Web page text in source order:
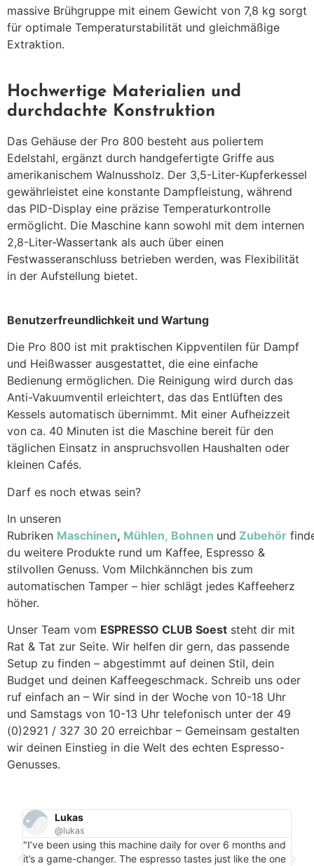
massive Brühgruppe mit einem Gewicht von 7,8 kg sorgt
für optimale Temperaturstabilität und gleichmäßige
Extraktion.
Hochwertige Materialien und
durchdachte Konstruktion
Das Gehäuse der Pro 800 besteht aus poliertem
Edelstahl, ergänzt durch handgefertigte Griffe aus
amerikanischem Walnussholz. Der 3,5-Liter-Kupferkessel
gewährleistet eine konstante Dampfleistung, während
das PID-Display eine präzise Temperaturkontrolle
ermöglicht. Die Maschine kann sowohl mit dem internen
2,8-Liter-Wassertank als auch über einen
Festwasseranschluss betrieben werden, was Flexibilität
in der Aufstellung bietet.
Benutzerfreundlichkeit und Wartung
Die Pro 800 ist mit praktischen Kippventilen für Dampf
und Heißwasser ausgestattet, die eine einfache
Bedienung ermöglichen. Die Reinigung wird durch das
Anti-Vakuumventil erleichtert, das das Entlüften des
Kessels automatisch übernimmt. Mit einer Aufheizzeit
von ca. 40 Minuten ist die Maschine bereit für den
täglichen Einsatz in anspruchsvollen Haushalten oder
kleinen Cafés.
Darf es noch etwas sein?
In unseren
Rubriken Maschinen, Mühlen, Bohnen und Zubehör
du weitere Produkte rund um Kaffee, Espresso &
stilvollen Genuss. Vom Milchkännchen bis zum
automatischen Tamper – hier schlägt jedes Kaffeeherz
höher.
Unser Team vom ESPRESSO CLUB Soest steht dir mit
Rat & Tat zur Seite. Wir helfen dir gern, das passende
Setup zu finden – abgestimmt auf deinen Stil, dein
Budget und deinen Kaffeegeschmack. Schreib uns oder
ruf einfach an – Wir sind in der Woche von 10-18 Uhr
und Samstags von 10-13 Uhr telefonisch unter der 49
(0)2921 / 327 30 20 erreichbar – Gemeinsam gestalten
wir deinen Einstieg in die Welt des echten Espresso-
Genusses.
Lukas
@lukas
"I’ve been using this machine daily for over 6 months and
it’s a game-changer. The espresso tastes just like the one